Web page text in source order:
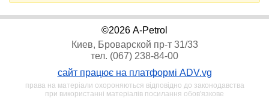
©2026 A-Petrol
Киев, Броварской пр-т 31/33
тел. (067) 238-84-00
сайт працює на платформі ADV.vg
права на матеріали охороняються відповідно до законодавства
при використанні матеріалів посилання обов'язкове